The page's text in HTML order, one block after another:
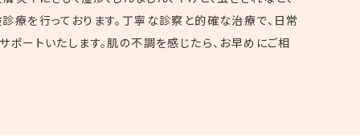
を行っております。丁寧な診察と的確な治療で、日常
ートいたします。肌の不調を感じたら、お早めにご相